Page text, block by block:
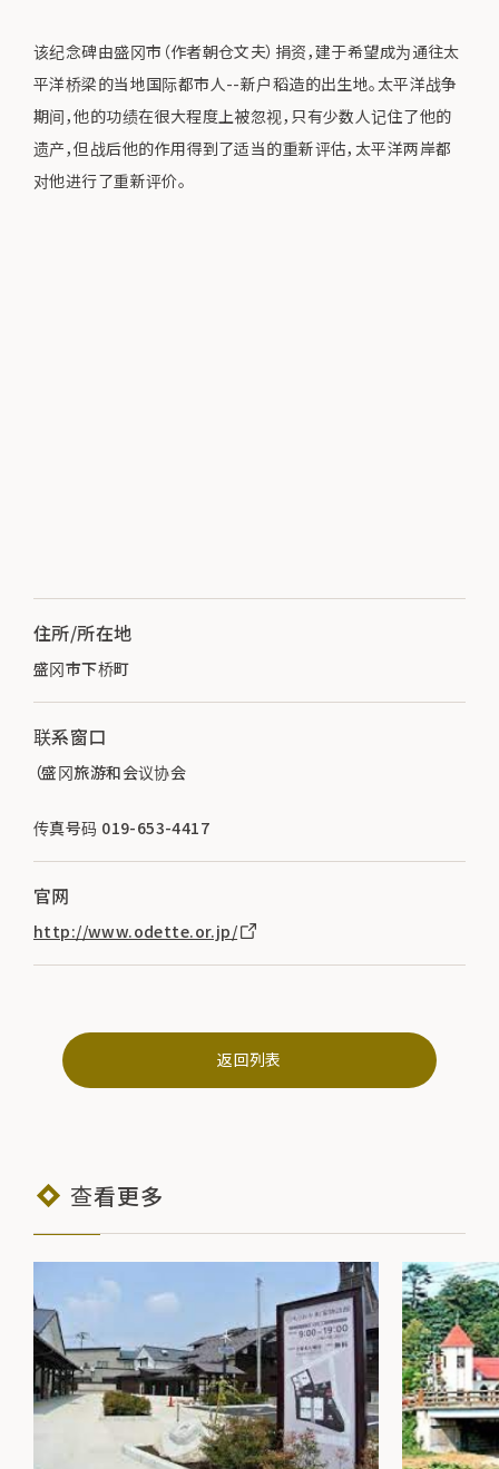
该纪念碑由盛冈市（作者朝仓文夫）捐资，建于希望成为通往太
平洋桥梁的当地国际都市人--新户稻造的出生地。太平洋战争
期间，他的功绩在很大程度上被忽视，只有少数人记住了他的
遗产，但战后他的作用得到了适当的重新评估，太平洋两岸都
对他进行了重新评价。
住所/所在地
盛冈市下桥町
联系窗口
（盛冈旅游和会议协会
传真号码 019-653-4417
官网
http://www.odette.or.jp/
返回列表
查看更多